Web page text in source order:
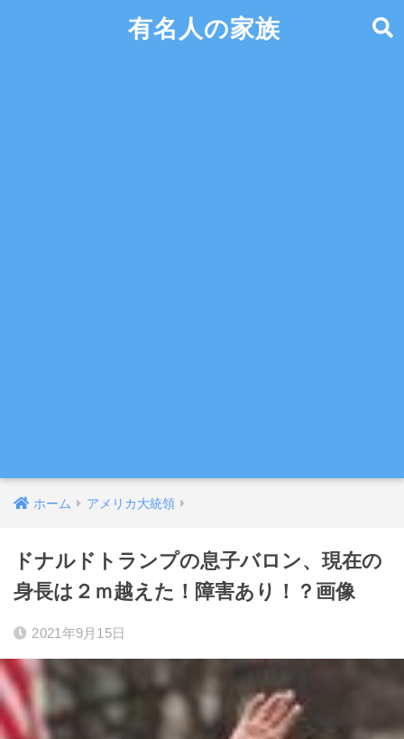
有名人の家族
ホーム アメリカ大統領
ドナルドトランプの息子バロン、現在の
身長は２ｍ越えた！障害あり！？画像
2021年9月15日